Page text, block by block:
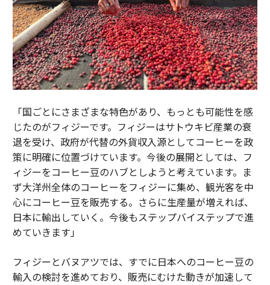
「国ごとにさまざまな特色があり、もっとも可能性を感
じたのがフィジーです。フィジーはサトウキビ産業の衰
退を受け、政府が代替の外貨収入源としてコーヒーを政
策に明確に位置づけています。今後の展開としては、フ
ィジーをコーヒー豆のハブとしようと考えています。ま
ず大洋州全体のコーヒーをフィジーに集め、観光客を中
心にコーヒー豆を販売する。さらに生産量が増えれば、
日本に輸出していく。今後もステップバイステップで進
めていきます」
フィジーとバヌアツでは、すでに日本へのコーヒー豆の
輸入の検討を進めており、販売にむけた動きが加速して